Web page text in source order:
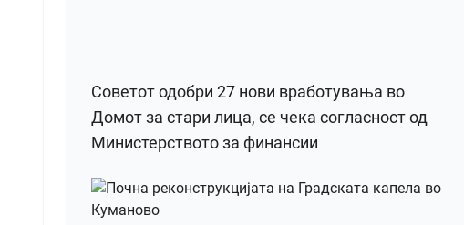
Советот одобри 27 нови вработувања во
Домот за стари лица, се чека согласност од
Министерството за финансии